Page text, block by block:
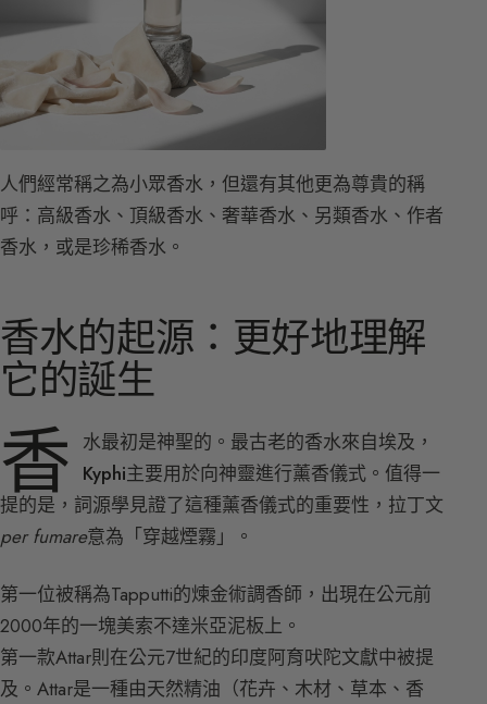
人們經常稱之為小眾香水，但還有其他更為尊貴的稱
呼：高級香水、頂級香水、奢華香水、另類香水、作者
香水，或是珍稀香水。
香水的起源：更好地理解
它的誕生
香 水最初是神聖的。最古老的香水來自埃及，
Kyphi主要用於向神靈進行薰香儀式。值得一
提的是，詞源學見證了這種薰香儀式的重要性，拉丁文
per fumare意為「穿越煙霧」。
第一位被稱為Tapputti的煉金術調香師，出現在公元前
2000年的一塊美索不達米亞泥板上。
第一款Attar則在公元7世紀的印度阿育吠陀文獻中被提
及。Attar是一種由天然精油（花卉、木材、草本、香